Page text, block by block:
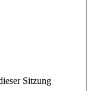
Sitzung